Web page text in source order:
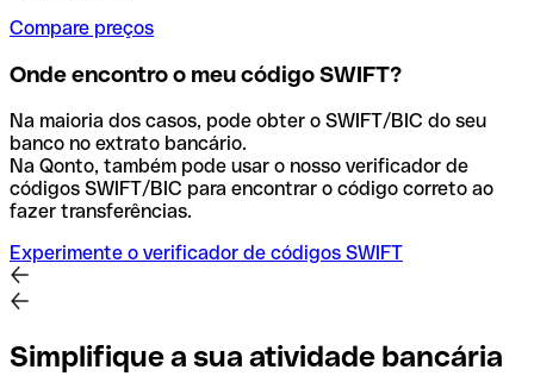
Compare preços
Onde encontro o meu código SWIFT?
Na maioria dos casos, pode obter o SWIFT/BIC do seu
banco no extrato bancário.
Na Qonto, também pode usar o nosso verificador de
códigos SWIFT/BIC para encontrar o código correto ao
fazer transferências.
Experimente o verificador de códigos SWIFT
Simplifique a sua atividade bancária